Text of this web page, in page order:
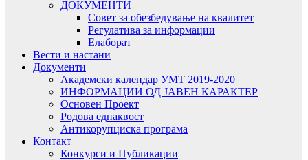
ДОКУМЕНТИ
Совет за обезбедување на квалитет
Регулатива за информации
Елаборат
Вести и настани
Документи
Академски календар УМТ 2019-2020
ИНФОРМАЦИИ ОД ЈАВЕН КАРАКТЕР
Основен Проект
Родова еднаквост
Антикорупциска програма
Контакт
Конкурси и Публикации